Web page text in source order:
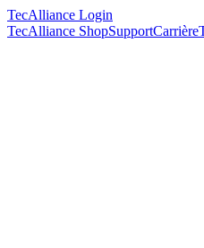
TecAlliance Login
TecAlliance ShopSupportCarrière